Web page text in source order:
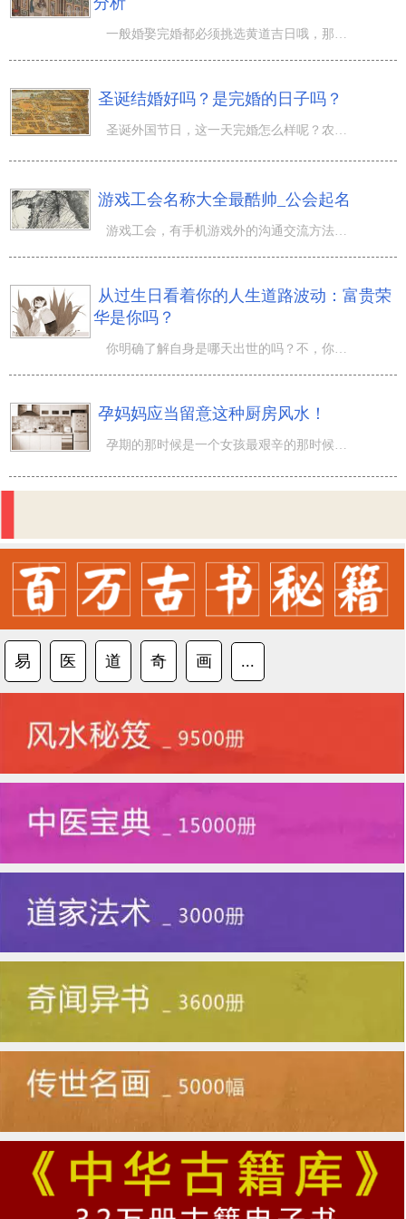
圣诞结婚好吗？是完婚的日子吗？
游戏工会名称大全最酷帅_公会起名
从过生日看着你的人生道路波动：富贵荣
华是你吗？
孕妈妈应当留意这种厨房风水！
易 医 道 奇 画 ...